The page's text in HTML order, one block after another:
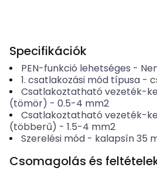
Specifikációk
PEN-funkció lehetséges -
1. csatlakozási mód típusa-
Csatlakoztatható vezeték-
(tömör) - 0.5-4 mm2
Csatlakoztatható vezeték-
(többerű) - 1.5-4 mm2
Szerelési mód- kalapsín 35
Csomagolás és